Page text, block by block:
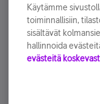
Käytämme
toiminnallisiin,
sisältävät
hallinnoida
evästeitä